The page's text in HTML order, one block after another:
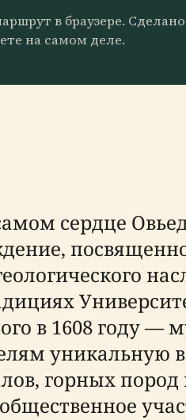
в браузере.
на самом деле.
сердце
в 1608 году —
уникальную
горных
общественное